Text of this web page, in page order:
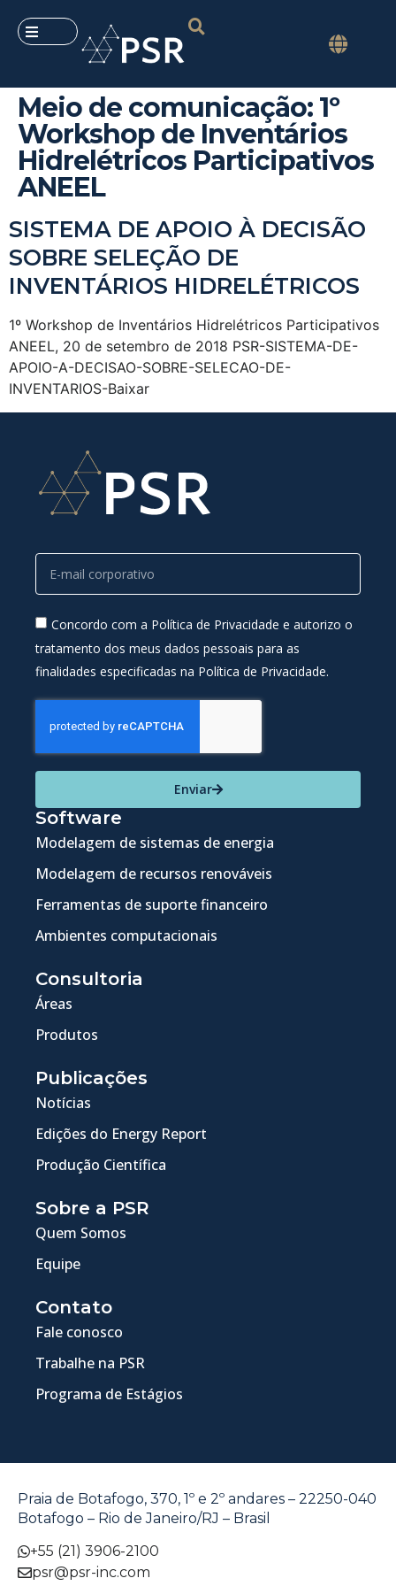
Meio de comunicação: 1º
Workshop de Inventários
Hidrelétricos Participativos
ANEEL
SISTEMA DE APOIO À DECISÃO
SOBRE SELEÇÃO DE
INVENTÁRIOS HIDRELÉTRICOS
1º Workshop de Inventários Hidrelétricos Participativos
ANEEL, 20 de setembro de 2018 PSR-SISTEMA-DE-
APOIO-A-DECISAO-SOBRE-SELECAO-DE-
INVENTARIOS-Baixar
Concordo com a Política de Privacidade e autorizo o
tratamento dos meus dados pessoais para as
finalidades especificadas na Política de Privacidade.
Enviar
Software
Modelagem de sistemas de energia
Modelagem de recursos renováveis
Ferramentas de suporte financeiro
Ambientes computacionais
Consultoria
Áreas
Produtos
Publicações
Notícias
Edições do Energy Report
Produção Científica
Sobre a PSR
Quem Somos
Equipe
Contato
Fale conosco
Trabalhe na PSR
Programa de Estágios
Praia de Botafogo, 370, 1º e 2º andares – 22250-040
Botafogo – Rio de Janeiro/RJ – Brasil
+55 (21) 3906-2100
psr@psr-inc.com